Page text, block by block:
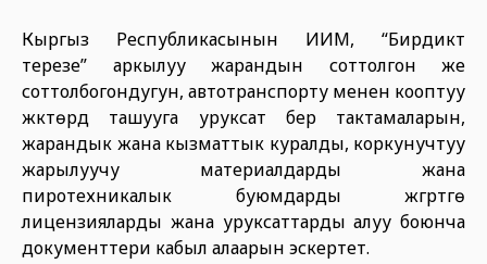
Кыргыз Республикасынын ИИМ, “Бирдиктүү
терезе” аркылуу жарандын соттолгон же
соттолбогондугун, автотранспорту менен кооптуу
жүктөрдү ташууга уруксат берүү тактамаларын,
жарандык жана кызматтык куралды, коркунучтуу
жарылуучу материалдарды жана
пиротехникалык буюмдарды жүгүртүүгө
лицензияларды жана уруксаттарды алуу боюнча
документтери кабыл алаарын эскертет.